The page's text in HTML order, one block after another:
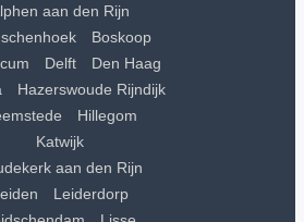
aan den Rijn
Boskoop
Delft
Den Haag
Hazerswoude Rijndijk
Hillegom
Katwijk
aan den Rijn
Leiderdorp